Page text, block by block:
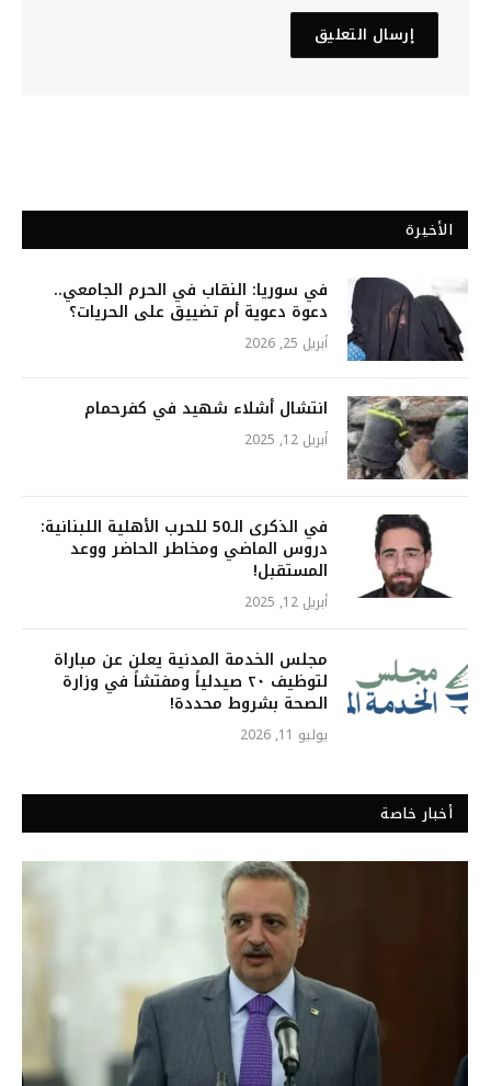
الأخيرة
في سوريا: النقاب في الحرم الجامعي..
دعوة دعوية أم تضييق على الحريات؟
أبريل 25, 2026
انتشال أشلاء شهيد في كفرحمام
أبريل 12, 2025
في الذكرى الـ50 للحرب الأهلية اللبنانية:
دروس الماضي ومخاطر الحاضر ووعد
المستقبل!
أبريل 12, 2025
مجلس الخدمة المدنية يعلن عن مباراة
لتوظيف ٢٠ صيدلياً ومفتشاً في وزارة
الصحة بشروط محددة!
يوليو 11, 2026
أخبار خاصة